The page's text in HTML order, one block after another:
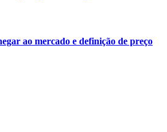
ao mercado e definição de preço